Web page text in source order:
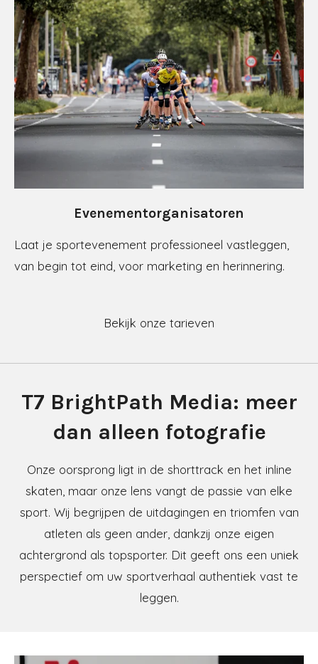
Evenementorganisatoren
Laat je sportevenement professioneel vastleggen,
van begin tot eind, voor marketing en herinnering.
Bekijk onze tarieven
T7 BrightPath Media: meer
dan alleen fotografie
Onze oorsprong ligt in de shorttrack en het inline
skaten, maar onze lens vangt de passie van elke
sport. Wij begrijpen de uitdagingen en triomfen van
atleten als geen ander, dankzij onze eigen
achtergrond als topsporter. Dit geeft ons een uniek
perspectief om uw sportverhaal authentiek vast te
leggen.